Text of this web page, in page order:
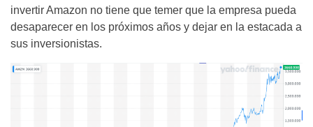
invertir Amazon no tiene que temer que la empresa pueda
desaparecer en los próximos años y dejar en la estacada a
sus inversionistas.